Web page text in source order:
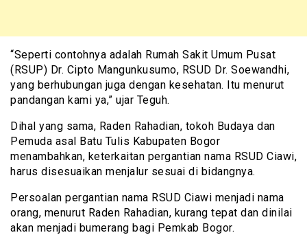
“Seperti contohnya adalah Rumah Sakit Umum Pusat
(RSUP) Dr. Cipto Mangunkusumo, RSUD Dr. Soewandhi,
yang berhubungan juga dengan kesehatan. Itu menurut
pandangan kami ya,” ujar Teguh.
Dihal yang sama, Raden Rahadian, tokoh Budaya dan
Pemuda asal Batu Tulis Kabupaten Bogor
menambahkan, keterkaitan pergantian nama RSUD Ciawi,
harus disesuaikan menjalur sesuai di bidangnya.
Persoalan pergantian nama RSUD Ciawi menjadi nama
orang, menurut Raden Rahadian, kurang tepat dan dinilai
akan menjadi bumerang bagi Pemkab Bogor.